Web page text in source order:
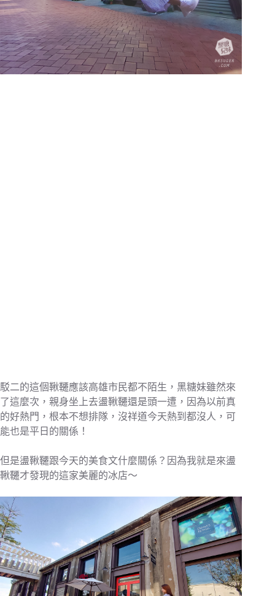
駁二的這個鞦韆應該高雄市民都不陌生，黑糖妹雖然來
了這麼次，親身坐上去盪鞦韆還是頭一遭，因為以前真
的好熱門，根本不想排隊，沒祥道今天熱到都沒人，可
能也是平日的關係！
但是盪鞦韆跟今天的美食文什麼關係？因為我就是來盪
鞦韆才發現的這家美麗的冰店～